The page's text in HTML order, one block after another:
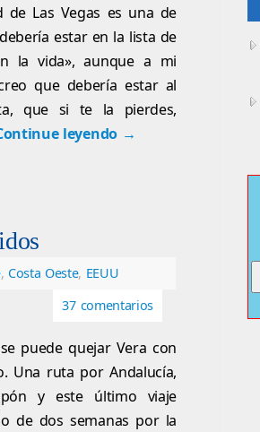
de Las Vegas es una de
estar en la lista de
la vida», aunque a mi
que debería estar al
que si te la pierdes,
leyendo →
, Costa Oeste, EEUU
37 comentarios
puede quejar Vera con
Una ruta por Andalucía,
y este último viaje
de dos semanas por la